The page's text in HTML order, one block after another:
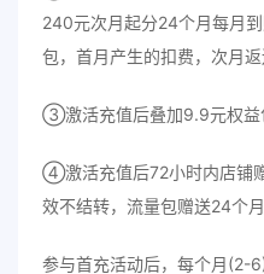
240元次月起分24个月每月
包，首月产生的扣费，次月返
③激活充值后叠加9.9元权益
④激活充值后72小时内店铺
效不结转，流量包赠送24个
参与首充活动后，每个月(2-